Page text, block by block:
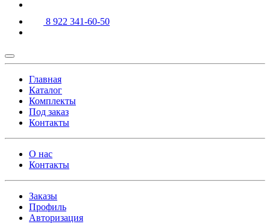
8 922 341-60-50
Главная
Каталог
Комплекты
Под заказ
Контакты
О нас
Контакты
Заказы
Профиль
Авторизация